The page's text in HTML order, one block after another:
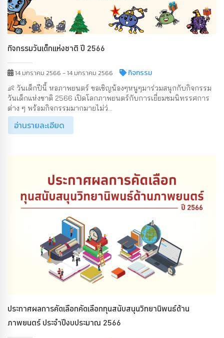
กิจกรรมวันเด็กแห่งชาติ ปี 2566
14 มกราคม 2566 - 14 มกราคม 2566 กิจกรรม
👶 วันเด็กปีนี้ หอภาพยนตร์ ขอเชิญน้องๆหนูๆมาร่วมสนุกกับกิจกรรม
วันเด็กแห่งชาติ 2566 เปิดโลกภาพยนตร์กับการเยี่ยมชมนิทรรศการ
ต่าง ๆ พร้อมกิจกรรมมากมายไม่ว่...
อ่านรายละเอียด
ประกาศผลการคัดเลือกคัดเลือกทุนสนับสนุนวิทยานิพนธ์ด้าน
ภาพยนตร์ ประจำปีงบประมาณ 2566